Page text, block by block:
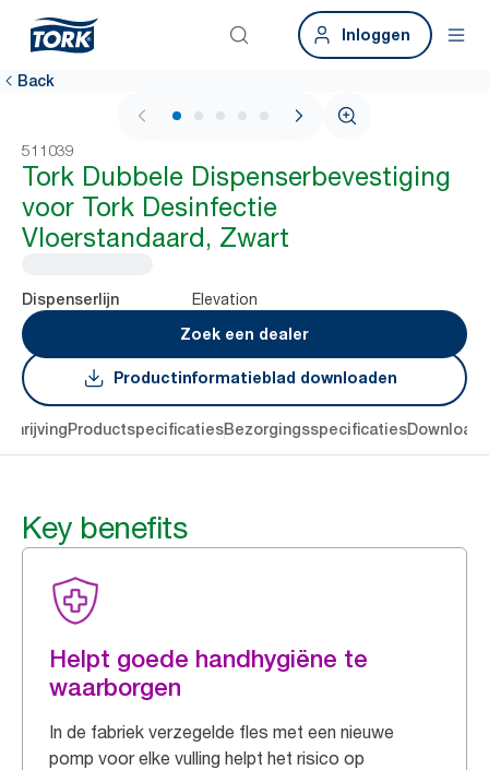
Inloggen
Back
1 / 6
511039
Tork Dubbele Dispenserbevestiging
voor Tork Desinfectie
Vloerstandaard, Zwart
Dispenserlijn
Elevation
Zoek een dealer
Productinformatieblad downloaden
ProductspecificatiesBezorgingsspecificaties
Key benefits
Helpt goede handhygiëne te
waarborgen
In de fabriek verzegelde fles met een nieuwe
pomp voor elke vulling helpt het risico op